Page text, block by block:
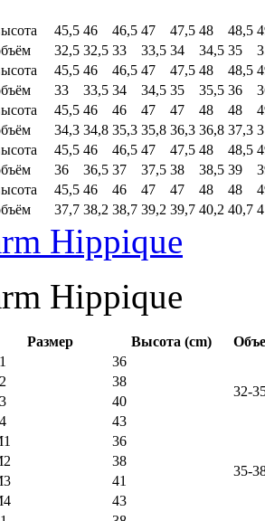
45,5 46 46,5 47 47,5 48 48,5
32,5 32,5 33 33,5 34 34,5 35
45,5 46 46,5 47 47,5 48 48,5
33 33,5 34 34,5 35 35,5 36
45,5 46 46 47 47 48 48
34,3 34,8 35,3 35,8 36,3 36,8 37,3
45,5 46 46,5 47 47,5 48 48,5
36 36,5 37 37,5 38 38,5 39
45,5 46 46 47 47 48 48
37,7 38,2 38,7 39,2 39,7 40,2 40,7
Hippique
Hippique
Размер Высота (cm)
36
32-
38
40
43
36
35-
38
41
43